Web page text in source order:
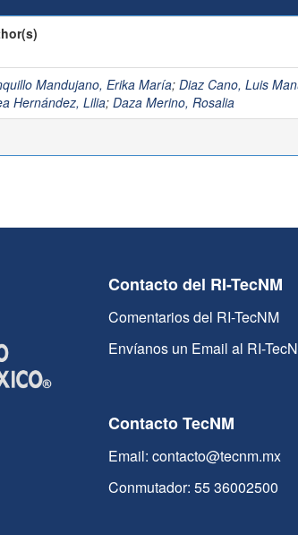
Mandujano, Erika María; Diaz Cano, Luis
Hernández, Lilia; Daza Merino, Rosalia
Contacto del RI-TecNM
Comentarios del RI-TecNM
Envíanos un Email al RI-
Contacto TecNM
Email: contacto@tecnm.mx
Conmutador: 55 36002500